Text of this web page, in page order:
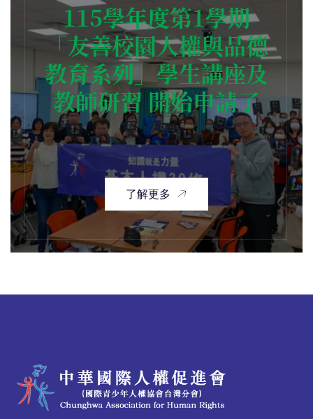
115學年度第1學期
「友善校園人權與品德
教育系列」學生講座及
教師研習 開始申請了
了解更多